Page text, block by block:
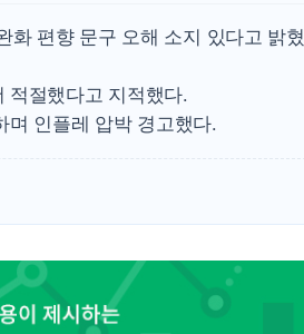
화 편향 문구 오해 소지 있다고 밝혔
적절했다고 지적했다.
며 인플레 압박 경고했다.